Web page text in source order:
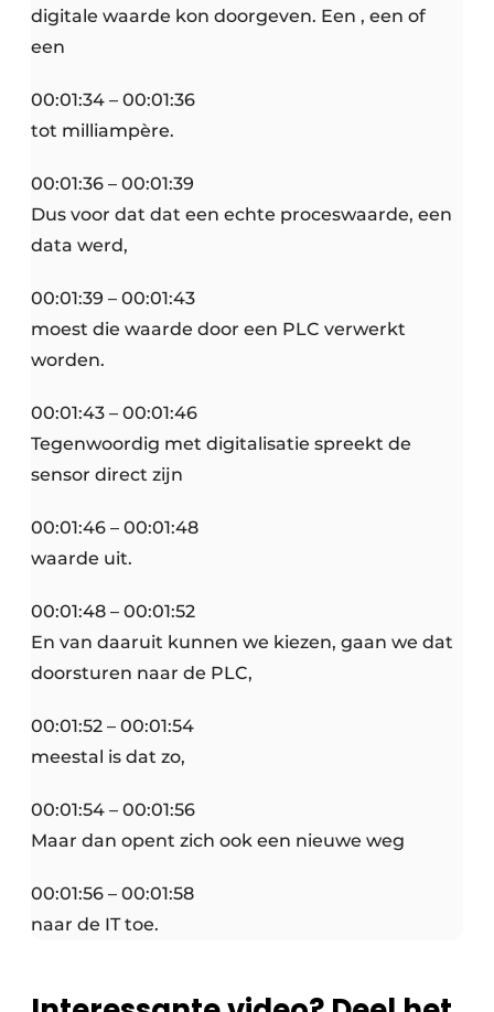
digitale waarde kon doorgeven. Een , een of
een
00:01:34 – 00:01:36
tot milliampère.
00:01:36 – 00:01:39
Dus voor dat dat een echte proceswaarde, een
data werd,
00:01:39 – 00:01:43
moest die waarde door een PLC verwerkt
worden.
00:01:43 – 00:01:46
Tegenwoordig met digitalisatie spreekt de
sensor direct zijn
00:01:46 – 00:01:48
waarde uit.
00:01:48 – 00:01:52
En van daaruit kunnen we kiezen, gaan we dat
doorsturen naar de PLC,
00:01:52 – 00:01:54
meestal is dat zo,
00:01:54 – 00:01:56
Maar dan opent zich ook een nieuwe weg
00:01:56 – 00:01:58
naar de IT toe.